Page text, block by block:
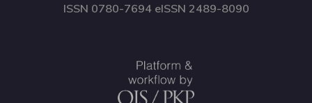
ISSN 0780-7694 eISSN 2489-8090